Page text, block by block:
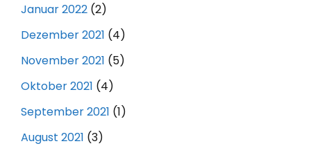
Januar 2022 (2)
Dezember 2021 (4)
November 2021 (5)
Oktober 2021 (4)
September 2021 (1)
August 2021 (3)